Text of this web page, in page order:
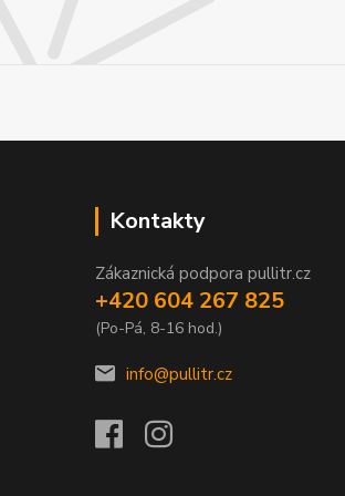
Kontakty
Zákaznická podpora pullitr.cz
+420 604 267 825
(Po-Pá, 8-16 hod.)
info@pullitr.cz